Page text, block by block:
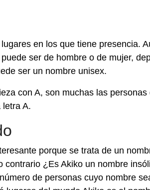
en los que tiene presencia.
ser de hombre o de mujer,
ser un nombre unisex.
con A, son muchas las
letra A.
porque se trata de un
¿Es Akiko un nombre
de personas cuyo nombre